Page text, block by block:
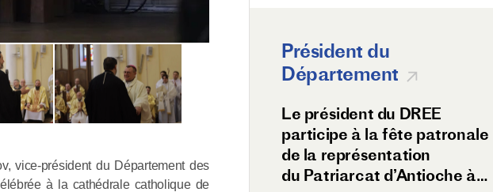
vice-président du Département des
à la cathédrale catholique de
Président du
Département
Rencontre du métropolite
résidant en Éthiopie
Le président du DREE
participe à la fête patronale
de la représentation
du Patriarcat d’Antioche à